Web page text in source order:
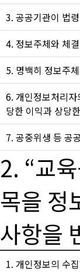
3. 공공기관이 법
4. 정보주체와 체
5. 명백히 정보주
6. 개인정보처리
당한 이익과 상당
7. 공중위생 등 공
2. “교
목을 정
사항을
1. 개인정보의 수